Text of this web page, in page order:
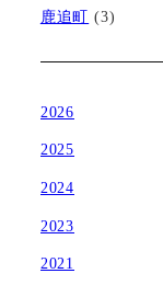
鹿追町 (3)
2026
2025
2024
2023
2021